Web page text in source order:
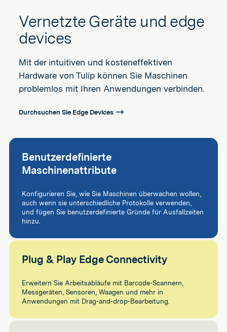
Vernetzte Geräte und edge
devices
Mit der intuitiven und kosteneffektiven
Hardware von Tulip können Sie Maschinen
problemlos mit Ihren Anwendungen verbinden.
Durchsuchen Sie Edge Devices
Benutzerdefinierte
Maschinenattribute
Konfigurieren Sie, wie Sie Maschinen überwachen wollen,
auch wenn sie unterschiedliche Protokolle verwenden,
und fügen Sie benutzerdefinierte Gründe für Ausfallzeiten
hinzu.
Plug & Play Edge Connectivity
Erweitern Sie Arbeitsabläufe mit Barcode-Scannern,
Messgeräten, Sensoren, Waagen und mehr in
Anwendungen mit Drag-and-drop-Bearbeitung.